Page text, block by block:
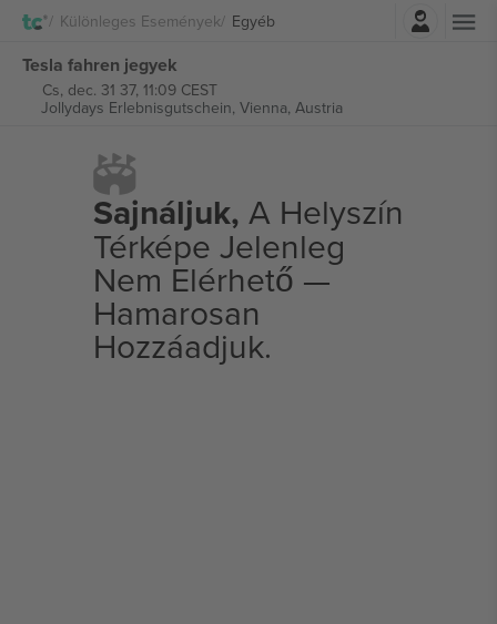
Különleges Események Egyéb
Tesla fahren jegyek
Cs, dec. 31 37, 11:09 CEST
Jollydays Erlebnisgutschein, Vienna, Austria
Sajnáljuk, A Helyszín
Térképe Jelenleg
Nem Elérhető —
Hamarosan
Hozzáadjuk.